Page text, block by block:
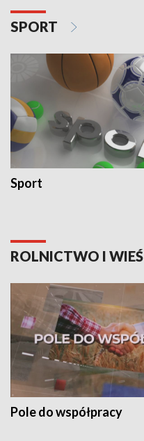
SPORT
Sport
ROLNICTWO I WIEŚ
Pole do współpracy